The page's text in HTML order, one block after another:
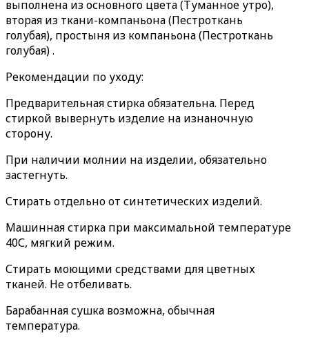
выполнена из основного цвета (Туманное утро),
вторая из ткани-компаньона (Пестроткань
голубая), простыня из компаньона (Пестроткань
голубая) .
Рекомендации по уходу:
Предварительная стирка обязательна. Перед
стиркой вывернуть изделие на изнаночную
сторону.
При наличии молнии на изделии, обязательно
застегнуть.
Стирать отдельно от синтетических изделий.
Машинная стирка при максимальной температуре
40С, мягкий режим.
Стирать моющими средствами для цветных
тканей. Не отбеливать.
Барабанная сушка возможна, обычная
температура.